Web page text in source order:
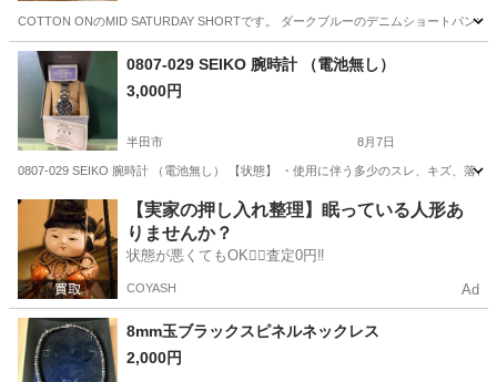
COTTON ONのMID SATURDAY SHORTです。 ダークブルーのデニムショートパン
愛知 名古屋市 パンツ ショートパンツ
0807-029 SEIKO 腕時計 （電池無し）
3,000円
半田市 8月7日
0807-029 SEIKO 腕時計 （電池無し） 【状態】 ・使用に伴う多少のスレ、キズ、落
愛知 半田市 アクセサリー SEIKO
【実家の押し入れ整理】眠っている人形あ
りませんか？
状態が悪くてもOK🙆‍♀️査定0円‼️
COYASH Ad
8mm玉ブラックスピネルネックレス
2,000円